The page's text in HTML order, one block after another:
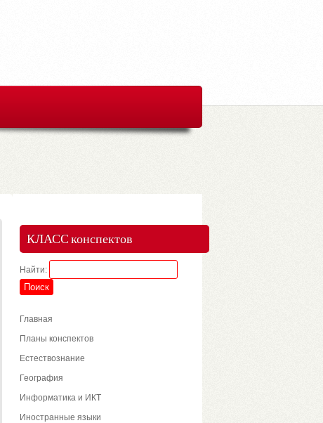
КЛАСС конспектов
Найти:
Главная
Планы конспектов
Естествознание
География
Информатика и ИКТ
Иностранные языки